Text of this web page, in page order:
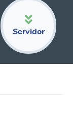
Servidor